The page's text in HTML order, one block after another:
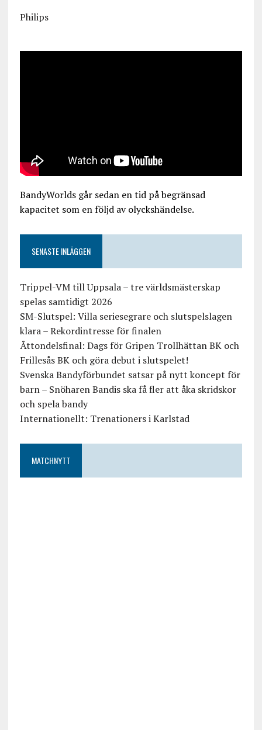
Philips
BandyWorlds går sedan en tid på begränsad
kapacitet som en följd av olyckshändelse.
SENASTE INLÄGGEN
Trippel-VM till Uppsala – tre världsmästerskap
spelas samtidigt 2026
SM-Slutspel: Villa seriesegrare och slutspelslagen
klara – Rekordintresse för finalen
Åttondelsfinal: Dags för Gripen Trollhättan BK och
Frillesås BK och göra debut i slutspelet!
Svenska Bandyförbundet satsar på nytt koncept för
barn – Snöharen Bandis ska få fler att åka skridskor
och spela bandy
Internationellt: Trenationers i Karlstad
MATCHNYTT